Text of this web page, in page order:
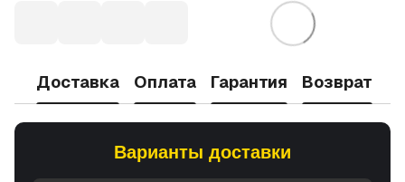
Доставка Оплата Гарантия Возврат
Варианты доставки